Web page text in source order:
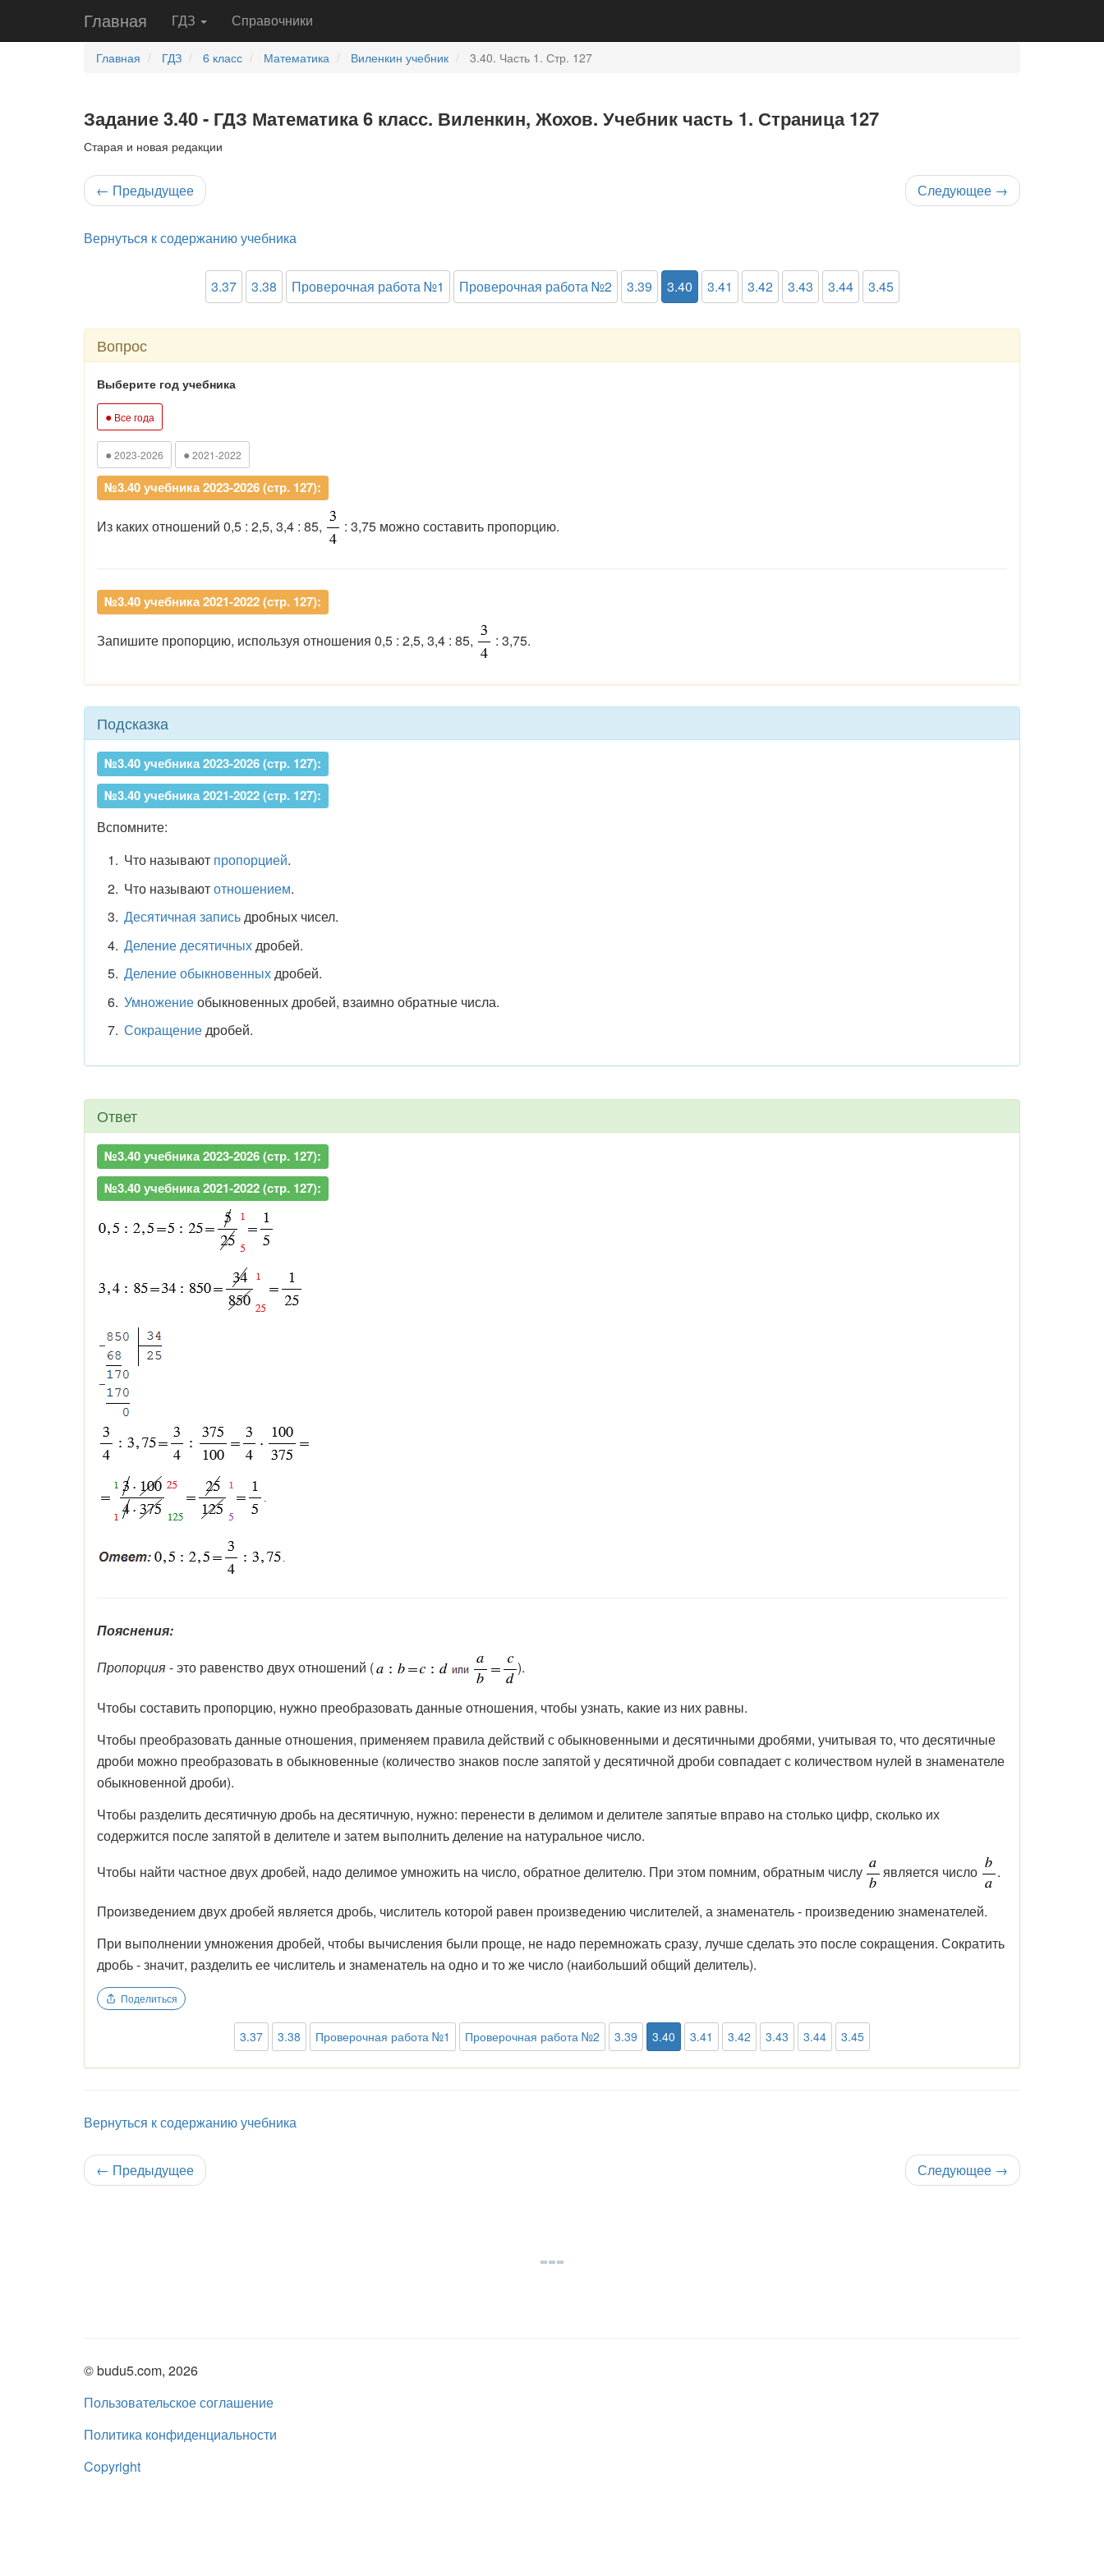
Главная ГДЗ Справочники
Главная ГДЗ 6 класс Математика Виленкин учебник 3.40. Часть 1. Стр. 127
Задание 3.40 - ГДЗ Математика 6 класс. Виленкин, Жохов. Учебник часть 1. Страница 127
Старая и новая редакции
← Предыдущее Следующее →
Вернуться к содержанию учебника
3.37 3.38 Проверочная работа №1 Проверочная работа №2 3.39 3.40 3.41 3.42 3.43 3.44 3.45
Вопрос
Выберите год учебника
● Все года
● 2023-2026 ● 2021-2022
№3.40 учебника 2023-2026 (стр. 127):
Из каких отношений 0,5 : 2,5, 3,4 : 85, : 3,75 можно составить пропорцию.
№3.40 учебника 2021-2022 (стр. 127):
Запишите пропорцию, используя отношения 0,5 : 2,5, 3,4 : 85, : 3,75.
Подсказка
№3.40 учебника 2023-2026 (стр. 127):
№3.40 учебника 2021-2022 (стр. 127):
Вспомните:
Что называют пропорцией.
Что называютотношением.
Десятичная записьдробных чисел.
Деление десятичныхдробей.
Деление обыкновенныхдробей.
Умножениеобыкновенных дробей, взаимно обратные числа.
Сокращениедробей.
Ответ
№3.40 учебника 2023-2026 (стр. 127):
№3.40 учебника 2021-2022 (стр. 127):
Пояснения:
Пропорция- это равенство двух отношений ( ).
Чтобы составить пропорцию, нужно преобразовать данные отношения, чтобы узнать, какие из них равны.
Чтобы преобразовать данные отношения, применяем правила действий с обыкновенными и десятичными дробями, учитывая то, что десятичные
дроби можно преобразовать в обыкновенные (количество знаков после запятой у десятичной дроби совпадает с количеством нулей в знаменателе
обыкновенной дроби).
Чтобы разделить десятичную дробь на десятичную, нужно: перенести в делимом и делителе запятые вправо на столько цифр, сколько их
содержится после запятой в делителе и затем выполнить деление на натуральное число.
Чтобы найти частное двух дробей, надо делимое умножить на число, обратное делителю. При этом помним, обратным числу
является число .
Произведением двух дробей является дробь, числитель которой равен произведению числителей, а знаменатель - произведению знаменателей.
При выполнении умножения дробей, чтобы вычисления были проще, не надо перемножать сразу, лучше сделать это после сокращения. Сократить
дробь - значит, разделить ее числитель и знаменатель на одно и то же число (наибольший общий делитель).
Поделиться
3.37 3.38 Проверочная работа №1 Проверочная работа №2 3.39 3.40 3.41 3.42 3.43 3.44 3.45
Вернуться к содержанию учебника
← Предыдущее Следующее →
© budu5.com, 2026
Пользовательское соглашение
Политика конфиденциальности
Copyright